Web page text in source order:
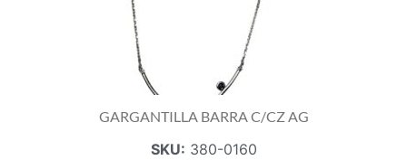
GARGANTILLA BARRA C/CZ AG
SKU: 380-0160